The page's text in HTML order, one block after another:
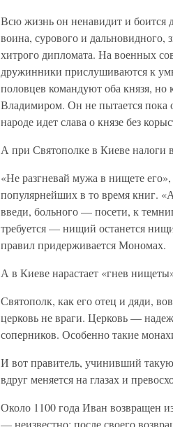
Всю жизнь он ненавидит и боится
воина, сурового и дальновидного,
хитрого дипломата. На военных
дружинники прислушиваются к
половцев командуют оба князя, но
Владимиром. Он не пытается пока
народе идет слава о князе без
А при Святополке в Киеве налоги
«Не разгневай мужа в нищете
популярнейших в то время книг.
введи, больного — посети, к
требуется — нищий останется
правил придерживается Мономах.
А в Киеве нарастает «гнев
Святополк, как его отец и дяди,
церковь не враги. Церковь —
соперников. Особенно такие
И вот правитель, учинивший
вдруг меняется на глазах и
Около 1100 года Иван возвращен
— неизвестно: после своего